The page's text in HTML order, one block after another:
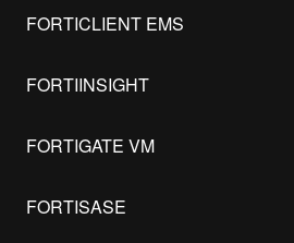
FORTICLIENT EMS
FORTIINSIGHT
FORTIGATE VM
FORTISASE